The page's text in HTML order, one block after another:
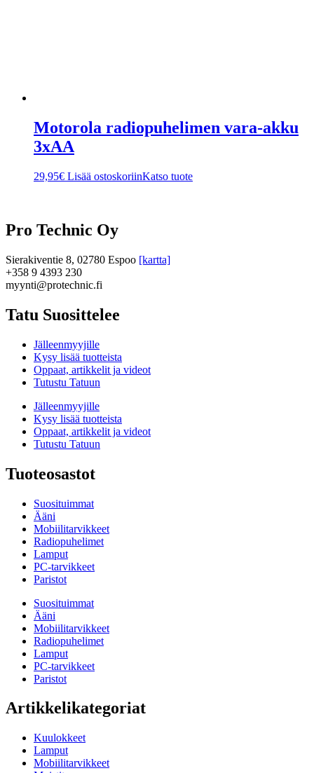
Motorola radiopuhelimen vara-akku
3xAA
29,95€ Lisää ostoskoriinKatso tuote
Pro Technic Oy
Sierakiventie 8, 02780 Espoo [kartta]
+358 9 4393 230
myynti@protechnic.fi
Tatu Suosittelee
Jälleenmyyjille
Kysy lisää tuotteista
Oppaat, artikkelit ja videot
Tutustu Tatuun
Jälleenmyyjille
Kysy lisää tuotteista
Oppaat, artikkelit ja videot
Tutustu Tatuun
Tuoteosastot
Suosituimmat
Ääni
Mobiilitarvikkeet
Radiopuhelimet
Lamput
PC-tarvikkeet
Paristot
Suosituimmat
Ääni
Mobiilitarvikkeet
Radiopuhelimet
Lamput
PC-tarvikkeet
Paristot
Artikkelikategoriat
Kuulokkeet
Lamput
Mobiilitarvikkeet